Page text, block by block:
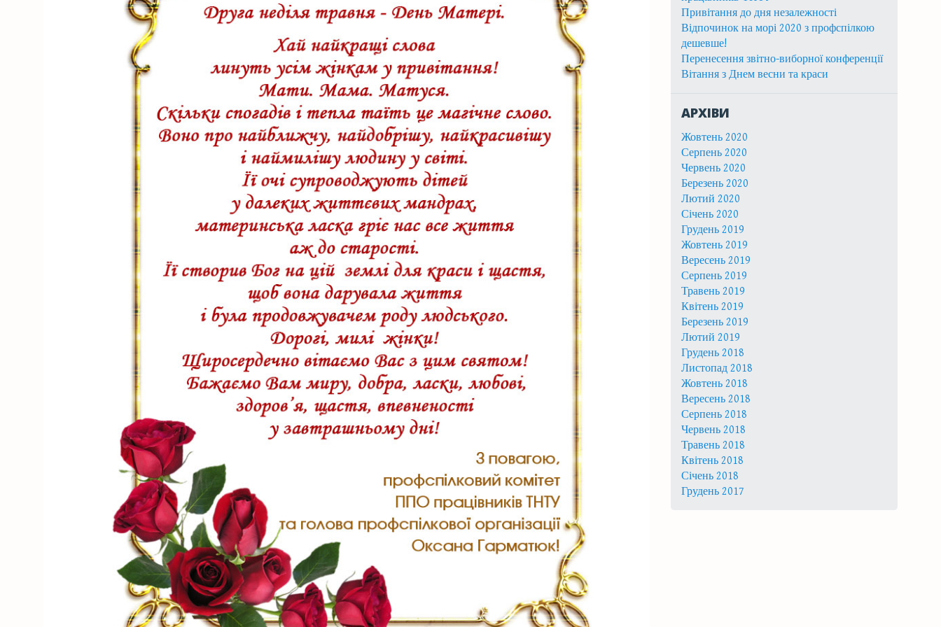
Привітання до дня незалежності
Відпочинок на морі 2020 з профспілкою
дешевше!
Перенесення звітно-виборної конференції
Вітання з Днем весни та краси
АРХІВИ
Жовтень 2020
Серпень 2020
Червень 2020
Березень 2020
Лютий 2020
Січень 2020
Грудень 2019
Жовтень 2019
Вересень 2019
Серпень 2019
Травень 2019
Квітень 2019
Березень 2019
Лютий 2019
Грудень 2018
Листопад 2018
Жовтень 2018
Вересень 2018
Серпень 2018
Червень 2018
Травень 2018
Квітень 2018
Січень 2018
Грудень 2017